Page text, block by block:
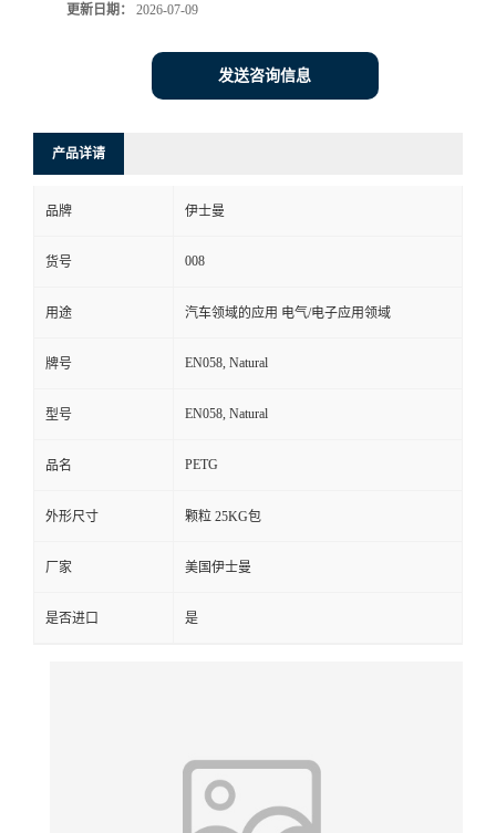
式
在
线
更新日期： 2026-07-09
发送咨询信息
产品详请
品牌 伊士曼
货号 008
用途 汽车领域的应用 电气/电子应用领域
牌号 EN058, Natural
型号 EN058, Natural
品名 PETG
外形尺寸 颗粒 25KG包
厂家 美国伊士曼
是否进口 是